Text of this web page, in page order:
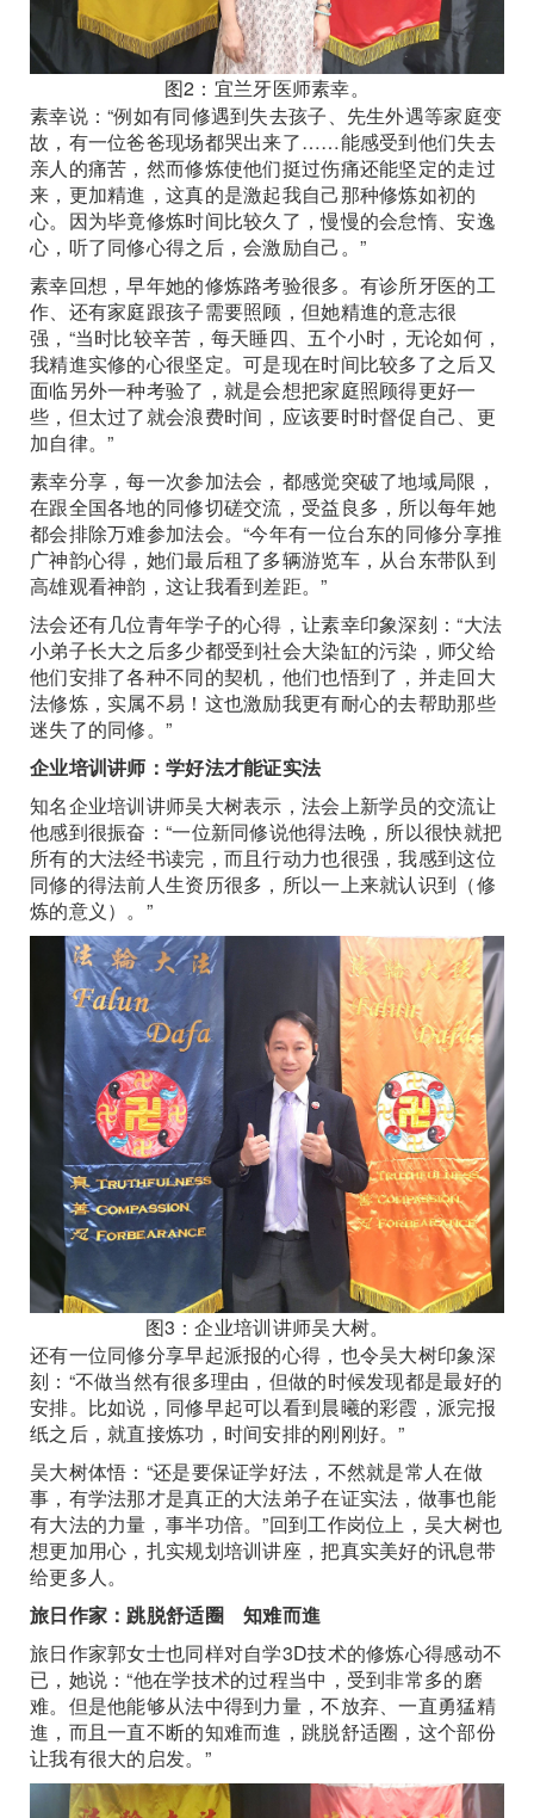
图2：宜兰牙医师素幸。
素幸说：“例如有同修遇到失去孩子、先生外遇等家庭变
故，有一位爸爸现场都哭出来了……能感受到他们失去
亲人的痛苦，然而修炼使他们挺过伤痛还能坚定的走过
来，更加精進，这真的是激起我自己那种修炼如初的
心。因为毕竟修炼时间比较久了，慢慢的会怠惰、安逸
心，听了同修心得之后，会激励自己。”
素幸回想，早年她的修炼路考验很多。有诊所牙医的工
作、还有家庭跟孩子需要照顾，但她精進的意志很
强，“当时比较辛苦，每天睡四、五个小时，无论如何，
我精進实修的心很坚定。可是现在时间比较多了之后又
面临另外一种考验了，就是会想把家庭照顾得更好一
些，但太过了就会浪费时间，应该要时时督促自己、更
加自律。”
素幸分享，每一次参加法会，都感觉突破了地域局限，
在跟全国各地的同修切磋交流，受益良多，所以每年她
都会排除万难参加法会。“今年有一位台东的同修分享推
广神韵心得，她们最后租了多辆游览车，从台东带队到
高雄观看神韵，这让我看到差距。”
法会还有几位青年学子的心得，让素幸印象深刻：“大法
小弟子长大之后多少都受到社会大染缸的污染，师父给
他们安排了各种不同的契机，他们也悟到了，并走回大
法修炼，实属不易！这也激励我更有耐心的去帮助那些
迷失了的同修。”
企业培训讲师：学好法才能证实法
知名企业培训讲师吴大树表示，法会上新学员的交流让
他感到很振奋：“一位新同修说他得法晚，所以很快就把
所有的大法经书读完，而且行动力也很强，我感到这位
同修的得法前人生资历很多，所以一上来就认识到（修
炼的意义）。”
图3：企业培训讲师吴大树。
还有一位同修分享早起派报的心得，也令吴大树印象深
刻：“不做当然有很多理由，但做的时候发现都是最好的
安排。比如说，同修早起可以看到晨曦的彩霞，派完报
纸之后，就直接炼功，时间安排的刚刚好。”
吴大树体悟：“还是要保证学好法，不然就是常人在做
事，有学法那才是真正的大法弟子在证实法，做事也能
有大法的力量，事半功倍。”回到工作岗位上，吴大树也
想更加用心，扎实规划培训讲座，把真实美好的讯息带
给更多人。
旅日作家：跳脱舒适圈 知难而進
旅日作家郭女士也同样对自学3D技术的修炼心得感动不
已，她说：“他在学技术的过程当中，受到非常多的磨
难。但是他能够从法中得到力量，不放弃、一直勇猛精
進，而且一直不断的知难而進，跳脱舒适圈，这个部份
让我有很大的启发。”